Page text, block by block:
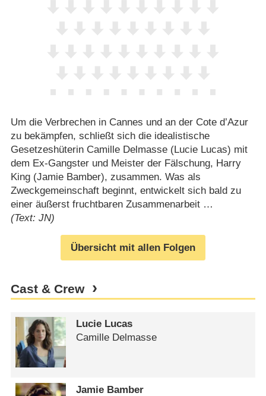
Um die Verbrechen in Cannes und an der Cote d’Azur
zu bekämpfen, schließt sich die idealistische
Gesetzeshüterin Camille Delmasse (Lucie Lucas) mit
dem Ex-Gangster und Meister der Fälschung, Harry
King (Jamie Bamber), zusammen. Was als
Zweckgemeinschaft beginnt, entwickelt sich bald zu
einer äußerst fruchtbaren Zusammenarbeit …
(Text: JN)
Übersicht mit allen Folgen
Cast & Crew
Lucie Lucas
Camille Delmasse
Jamie Bamber